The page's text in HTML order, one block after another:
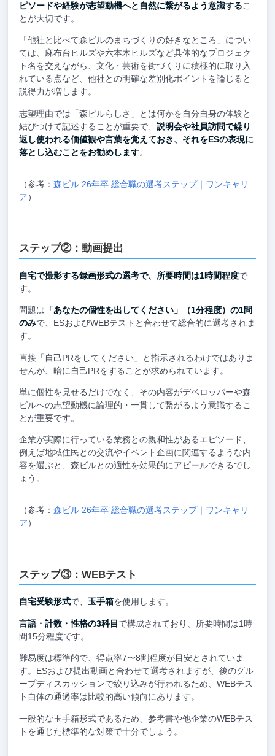
ピソードや経験が志望動機へと自然に繋がるよう意識するこ
とが大切です。
「他社と比べて森ビルのまちづくりの好きなところ」につい
ては、麻布台ヒルズや六本木ヒルズなど具体的なプロジェク
ト名を交えながら、文化・芸術を街づくりに積極的に取り入
れている点など、他社との明確な差別化ポイントを論じると
説得力が増します。
志望理由では「森ビルらしさ」とは何かを自分自身の体験と
結びつけて記述することが重要で、 説明会や社員訪問で繰り
返し使われる価値観や言葉を覚えておき、それをESの表現に
落とし込むことをお勧めします。
（参考： 森ビル 26年卒 総合職の選考ステップ｜ワンキャリ
ア）
ステップ②：動画提出
自宅で撮影する録画形式の選考で、所要時間は1時間程度で
す。
問題は 「あなたの個性を出してください」（1分程度）の1問
のみで、ESおよびWEBテストと合わせて総合的に選考されま
す。
直接「自己PRをしてください」と指示されるわけではありま
せんが、暗に自己PRをすることが求められています。
単に個性を見せるだけでなく、その内容がデベロッパーや森
ビルへの志望動機に論理的・一貫して繋がるよう意識するこ
とが重要です。
企業が実際に行っている業務との親和性があるエピソード、
例えば地域住民との交流やイベント企画に関連するような内
容を選ぶと、森ビルとの適性を効果的にアピールできるでし
ょう。
（参考： 森ビル 26年卒 総合職の選考ステップ｜ワンキャリ
ア）
ステップ③：WEBテスト
自宅受験形式で、 玉手箱を使用します。
言語・計数・性格の3科目 で構成されており、所要時間は1時
間15分程度です。
難易度は標準的で、得点率7〜8割程度が目安とされていま
す。ESおよび提出動画と合わせて選考されますが、後のグル
ープディスカッションで絞り込みが行われるため、WEBテス
ト自体の通過率は比較的高い傾向にあります。
一般的な玉手箱形式であるため、参考書や他企業のWEBテス
トを通じた標準的な対策で十分でしょう。